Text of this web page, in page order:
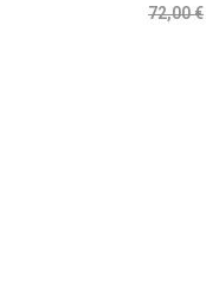
72,00€